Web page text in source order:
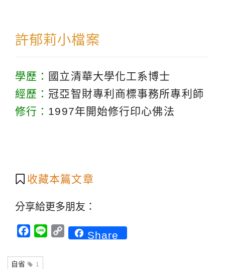
許郁莉小檔案
學歷： 國立清華大學化工系博士
經歷： 冠亞智財專利商標事務所專利師
修行： 1997年開始修行印心佛法
收藏本篇文章
分享給更多朋友：
Facebook
Line CopyShare
自省 1